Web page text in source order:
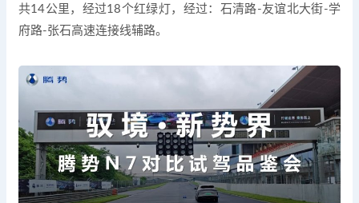
共14公里，经过18个红绿灯，经过：石清路-友谊北大街-学
府路-张石高速连接线辅路。